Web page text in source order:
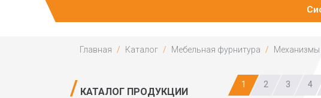
Главная Каталог Мебельная фурнитура
КАТАЛОГ ПРОДУКЦИИ
1 2 3 4